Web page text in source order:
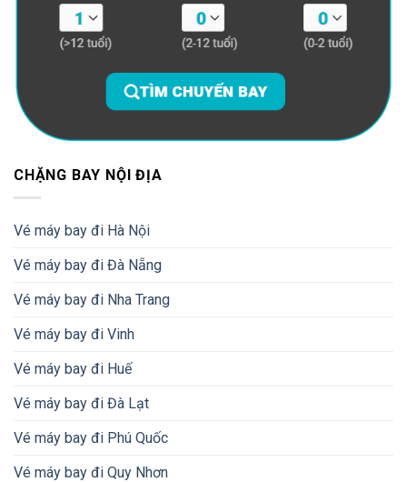
CHẶNG BAY NỘI ĐỊA
Vé máy bay đi Hà Nội
Vé máy bay đi Đà Nẵng
Vé máy bay đi Nha Trang
Vé máy bay đi Vinh
Vé máy bay đi Huế
Vé máy bay đi Đà Lạt
Vé máy bay đi Phú Quốc
Vé máy bay đi Quy Nhơn